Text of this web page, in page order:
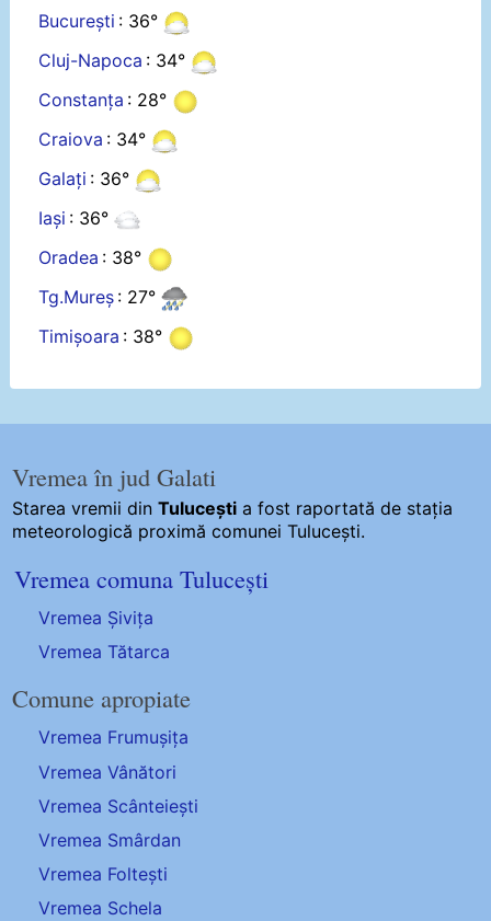
București : 36°
Cluj-Napoca : 34°
Constanța : 28°
Craiova : 34°
Galați : 36°
Iași : 36°
Oradea : 38°
Tg.Mureș : 27°
Timișoara : 38°
Vremea în jud Galati
Starea vremii dinTulucești a fost raportată de stația
meteorologică proximă comunei Tulucești.
Vremea comuna Tulucești
Vremea Șivița
Vremea Tătarca
Comune apropiate
Vremea Frumușița
Vremea Vânători
Vremea Scânteiești
Vremea Smârdan
Vremea Foltești
Vremea Schela